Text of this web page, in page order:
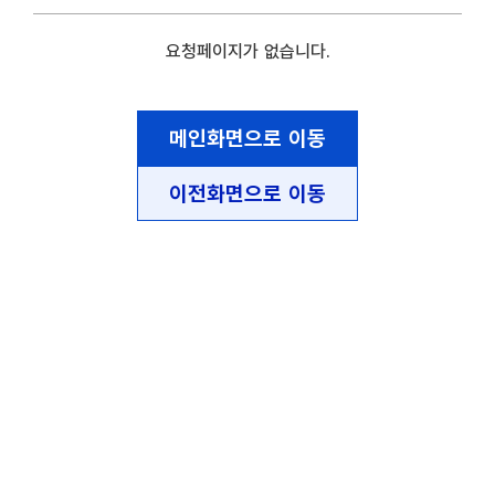
요청페이지가 없습니다.
메인화면으로 이동
이전화면으로 이동